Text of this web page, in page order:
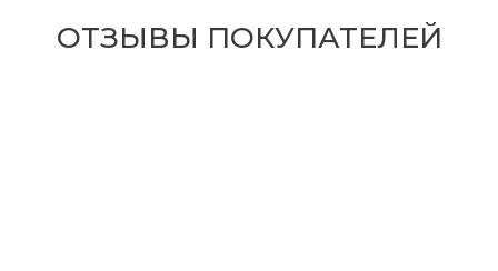
ОТЗЫВЫ ПОКУПАТЕЛЕЙ